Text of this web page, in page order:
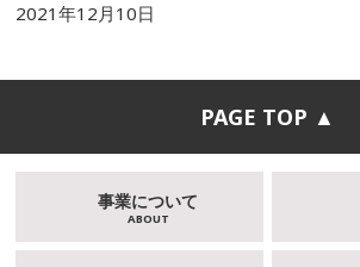
2021年12月10日
PAGE TOP ▲
事業について
ABOUT